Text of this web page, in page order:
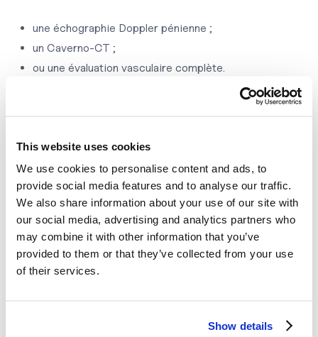
This website uses cookies
We use cookies to personalise content and ads, to
provide social media features and to analyse our traffic.
We also share information about your use of our site with
our social media, advertising and analytics partners who
may combine it with other information that you’ve
provided to them or that they’ve collected from your use
of their services.
Show details
une échographie Doppler pénienne ;
un Caverno-CT ;
ou une évaluation vasculaire complète.
Ces examens permettent d’identifier plus précisément
et d’orienter vers les traitements les plus adaptés.
Lorsque les symptômes semblent davantage liés au
stress ou à l’anxiété, des approches psychologiques,
comportementales ou de gestion du stress peuvent
également être proposées.
Un test confidentiel et